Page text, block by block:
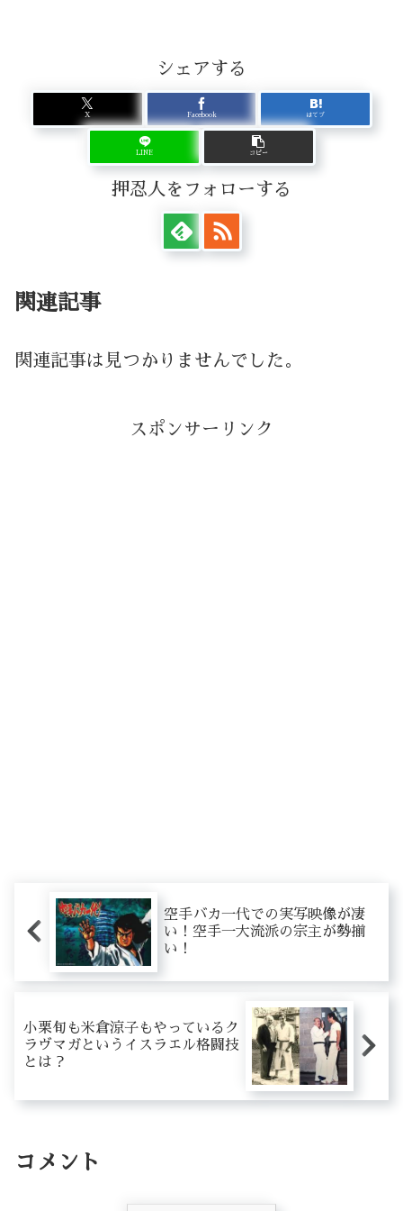
シェアする
X Facebook はてブ
LINE コピー
押忍人をフォローする
関連記事
関連記事は見つかりませんでした。
スポンサーリンク
空手バカ一代での実写映像が凄
い！空手一大流派の宗主が勢揃
い！
小栗旬も米倉涼子もやっているク
ラヴマガというイスラエル格闘技
とは？
コメント